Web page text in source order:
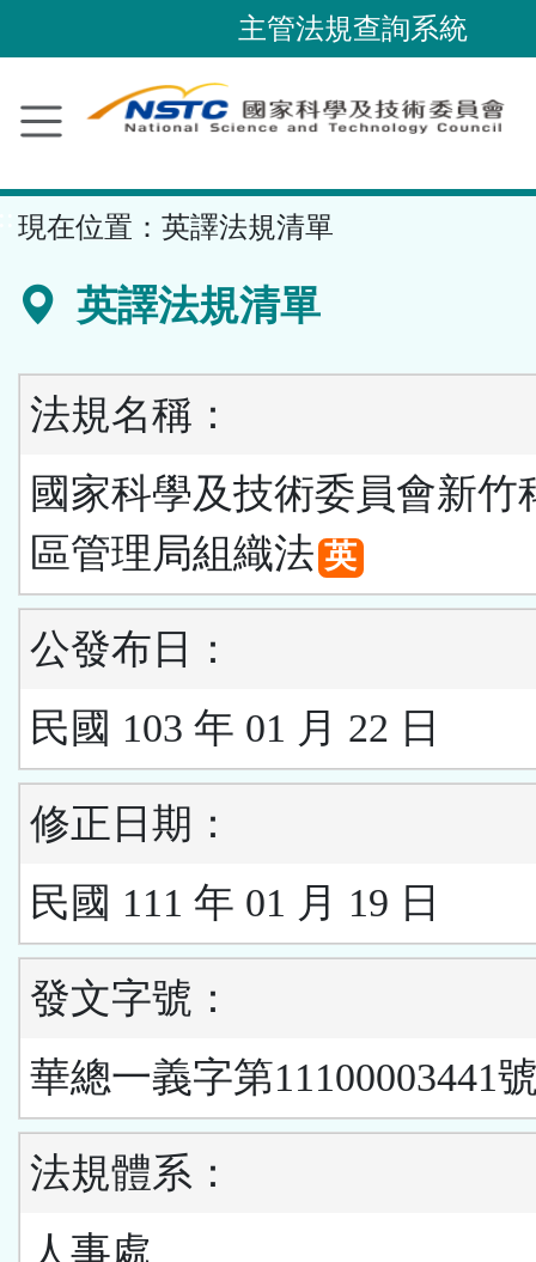
到
要
容
區
主管法規查詢系統
現在位置： 英譯法規清單
英譯法規清單
法規名稱：
國家科學及技術委員會新竹
區管理局組織法 英
公發布日：
民國 103 年 01 月 22 日
修正日期：
民國 111 年 01 月 19 日
發文字號：
華總一義字第11100003441
法規體系：
人事處